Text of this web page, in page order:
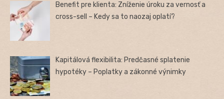
Benefit pre klienta: Zníženie úroku za vernosť a
cross-sell – Kedy sa to naozaj oplatí?
Kapitálová flexibilita: Predčasné splatenie
hypotéky – Poplatky a zákonné výnimky